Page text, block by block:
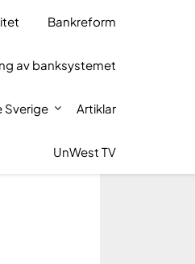
Bankreform
av banksystemet
Sverige Artiklar
UnWest TV